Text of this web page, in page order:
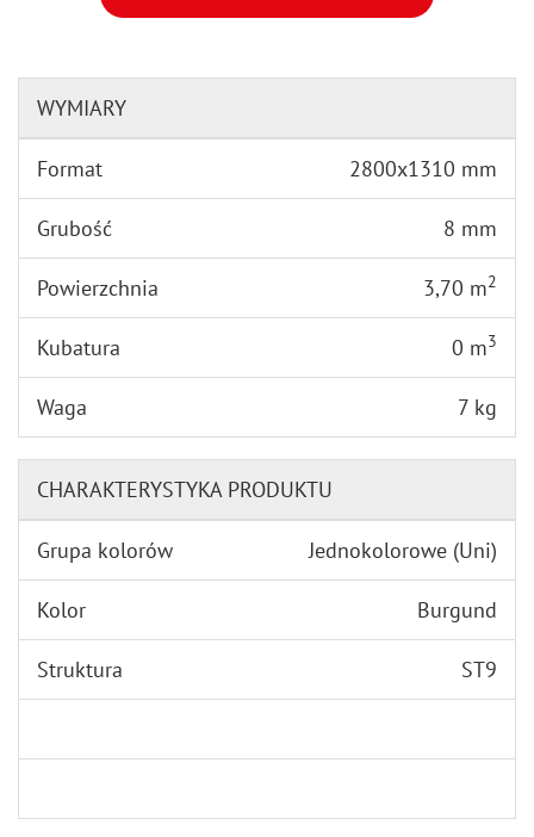
WYMIARY
Format 2800x1310 mm
Grubość 8 mm
Powierzchnia 3,70 m2
Kubatura 0 m3
Waga 7 kg
CHARAKTERYSTYKA PRODUKTU
Grupa kolorów Jednokolorowe (Uni)
Kolor Burgund
Struktura ST9